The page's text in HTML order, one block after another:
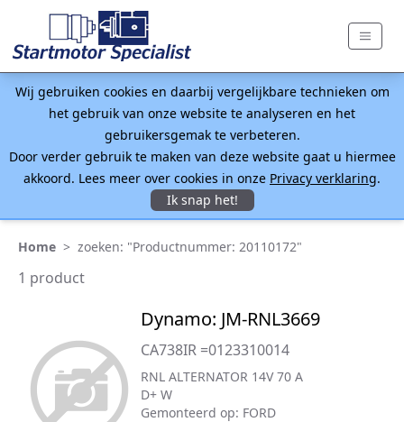
Wij gebruiken cookies en daarbij vergelijkbare technieken om
het gebruik van onze website te analyseren en het
gebruikersgemak te verbeteren.
Door verder gebruik te maken van deze website gaat u hiermee
akkoord. Lees meer over cookies in onze Privacy verklaring.
Ik snap het!
Home > zoeken: "Productnummer: 20110172"
1 product
Dynamo: JM-RNL3669
CA738IR =0123310014
RNL ALTERNATOR 14V 70 A
D+ W
Gemonteerd op: FORD